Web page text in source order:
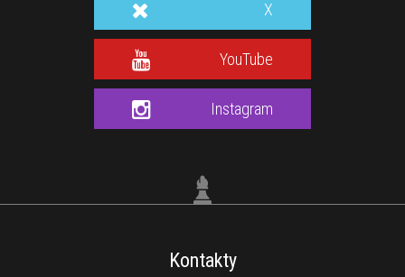
X
YouTube
Instagram
Kontakty